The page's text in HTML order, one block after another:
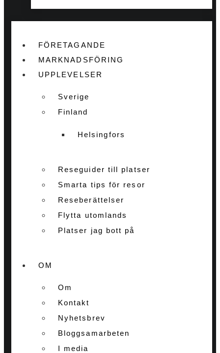
FÖRETAGANDE
MARKNADSFÖRING
UPPLEVELSER
Sverige
Finland
Helsingfors
Reseguider till platser
Smarta tips för resor
Reseberättelser
Flytta utomlands
Platser jag bott på
OM
Om
Kontakt
Nyhetsbrev
Bloggsamarbeten
I media